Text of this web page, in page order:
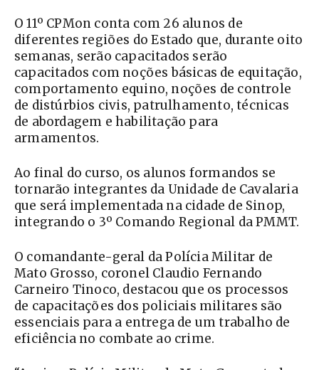
O 11º CPMon conta com 26 alunos de
diferentes regiões do Estado que, durante oito
semanas, serão capacitados serão
capacitados com noções básicas de equitação,
comportamento equino, noções de controle
de distúrbios civis, patrulhamento, técnicas
de abordagem e habilitação para
armamentos.
Ao final do curso, os alunos formandos se
tornarão integrantes da Unidade de Cavalaria
que será implementada na cidade de Sinop,
integrando o 3º Comando Regional da PMMT.
O comandante-geral da Polícia Militar de
Mato Grosso, coronel Claudio Fernando
Carneiro Tinoco, destacou que os processos
de capacitações dos policiais militares são
essenciais para a entrega de um trabalho de
eficiência no combate ao crime.